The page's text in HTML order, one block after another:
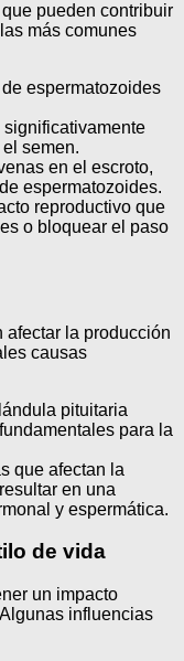
pueden contribuir
más comunes
espermatozoides
semen.
en el escroto,
espermatozoides.
reproductivo que
o bloquear el paso
afectar la producción
causas
pituitaria
para la
que afectan la
en una
y espermática.
de vida
un impacto
influencias